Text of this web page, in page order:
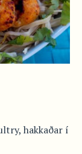
hakkaðar í